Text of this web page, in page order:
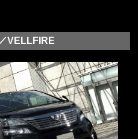
VELLFIRE